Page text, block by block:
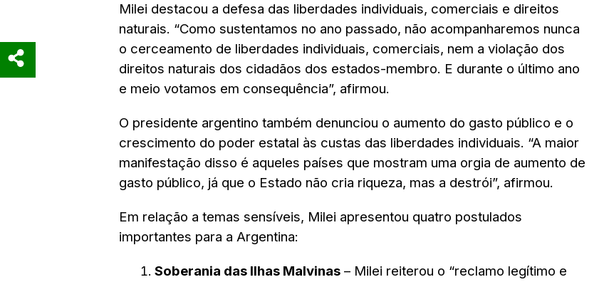
Milei destacou a defesa das liberdades individuais, comerciais e direitos
naturais. “Como sustentamos no ano passado, não acompanharemos nunca
o cerceamento de liberdades individuais, comerciais, nem a violação dos
direitos naturais dos cidadãos dos estados-membro. E durante o último ano
e meio votamos em consequência”, afirmou.
O presidente argentino também denunciou o aumento do gasto público e o
crescimento do poder estatal às custas das liberdades individuais. “A maior
manifestação disso é aqueles países que mostram uma orgia de aumento de
gasto público, já que o Estado não cria riqueza, mas a destrói”, afirmou.
Em relação a temas sensíveis, Milei apresentou quatro postulados
importantes para a Argentina:
Soberania das Ilhas Malvinas – Milei reiterou o “reclamo legítimo e